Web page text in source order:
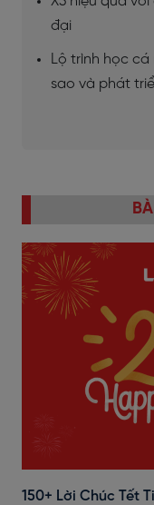
đại
Lộ trình học
sao và phát
150+ Lời Chúc Tết